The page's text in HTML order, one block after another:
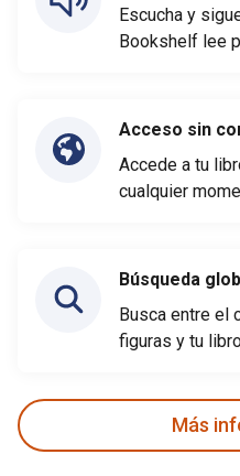
Escucha y
Bookshelf lee
Acceso sin
Accede a tu
cualquier
Búsqueda
Busca entre el
figuras y tu
Más